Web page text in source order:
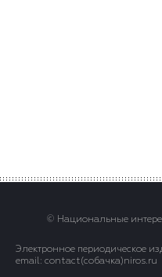
© Национальные
Электронное периодическое
email: contact(сoбaчка)niros.ru